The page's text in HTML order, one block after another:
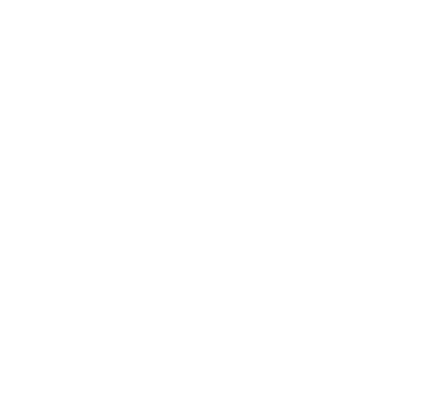
para delante y trabajamos con ilusión